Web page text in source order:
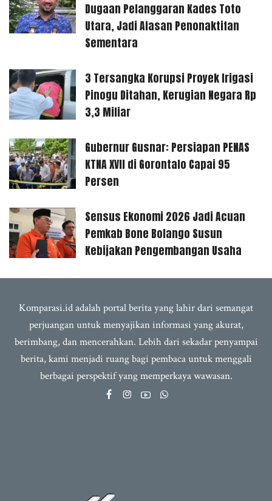
Dugaan Pelanggaran Kades Toto
Utara, Jadi Alasan Penonaktifan
Sementara
3 Tersangka Korupsi Proyek Irigasi
Pinogu Ditahan, Kerugian Negara Rp
3,3 Miliar
Gubernur Gusnar: Persiapan PENAS
KTNA XVII di Gorontalo Capai 95
Persen
Sensus Ekonomi 2026 Jadi Acuan
Pemkab Bone Bolango Susun
Kebijakan Pengembangan Usaha
Komparasi.id adalah portal berita yang lahir dari semangat
perjuangan untuk menyajikan informasi yang akurat,
berimbang, dan mencerahkan. Lebih dari sekadar penyampai
berita, kami menjadi ruang bagi pembaca untuk menggali
berbagai perspektif yang memperkaya wawasan.